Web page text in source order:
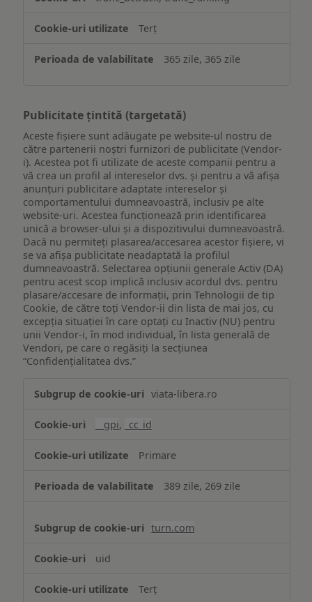
Terț
365 zile, 365 zile
Publicitate țintită (targetată)
Aceste fișiere sunt adăugate pe website-ul nostru de
către partenerii noștri furnizori de publicitate (Vendor-
i). Acestea pot fi utilizate de aceste companii pentru a
vă crea un profil al intereselor dvs. și pentru a vă afișa
anunțuri publicitare adaptate intereselor și
comportamentului dumneavoastră, inclusiv pe alte
website-uri. Acestea funcționează prin identificarea
unică a browser-ului și a dispozitivului dumneavoastră.
Dacă nu permiteți plasarea/accesarea acestor fișiere, vi
se va afișa publicitate neadaptată la profilul
dumneavoastră. Selectarea opțiunii generale Activ (DA)
pentru acest scop implică inclusiv acordul dvs. pentru
plasare/accesare de informații, prin Tehnologii de tip
Cookie, de către toți Vendor-ii din lista de mai jos, cu
excepția situației în care optați cu Inactiv (NU) pentru
unii Vendor-i, în mod individual, în lista generală de
Vendori, pe care o regăsiți la secțiunea
“Confidențialitatea dvs.”
țintită
viata-libera.ro
__gpi, _cc_id
Primare
389 zile, 269 zile
turn.com
uid
Terț